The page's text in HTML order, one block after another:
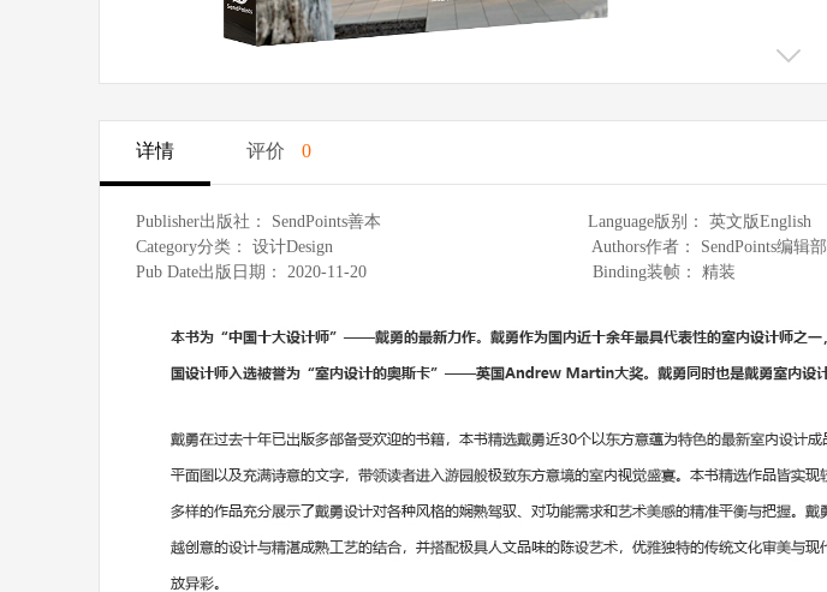
详情 评价 0
Publisher出版社： SendPoints善本 Language版别： 英文版English
Category分类： 设计Design Authors作者： SendPoints编辑部
Pub Date出版日期： 2020-11-20 Binding装帧： 精装